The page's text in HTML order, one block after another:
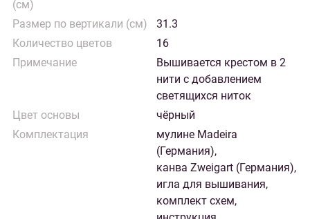
(см)
Размер по вертикали (см)
31.3
Количество цветов
16
Примечание
Вышивается крестом в 2
нити с добавлением
светящихся ниток
Цвет основы
чёрный
Комплектация
мулине Madeira
(Германия),
канва Zweigart (Германия),
игла для вышивания,
комплект схем,